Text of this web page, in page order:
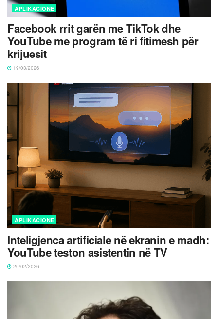
APLIKACIONE
Facebook rrit garën me TikTok dhe
YouTube me program të ri fitimesh për
krijuesit
19/03/2026
APLIKACIONE
Inteligjenca artificiale në ekranin e madh:
YouTube teston asistentin në TV
20/02/2026